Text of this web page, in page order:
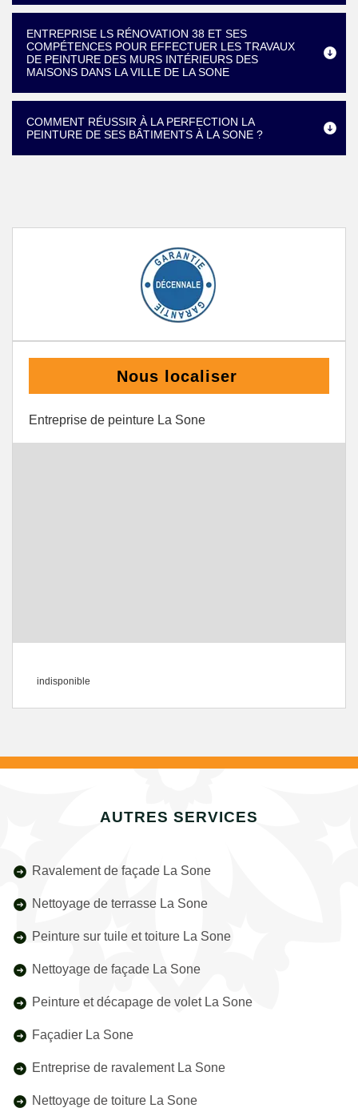
ENTREPRISE LS RÉNOVATION 38 ET SES
COMPÉTENCES POUR EFFECTUER LES TRAVAUX
DE PEINTURE DES MURS INTÉRIEURS DES
MAISONS DANS LA VILLE DE LA SONE
COMMENT RÉUSSIR À LA PERFECTION LA
PEINTURE DE SES BÂTIMENTS À LA SONE ?
Nous localiser
Entreprise de peinture La Sone
indisponible
AUTRES SERVICES
Ravalement de façade La Sone
Nettoyage de terrasse La Sone
Peinture sur tuile et toiture La Sone
Nettoyage de façade La Sone
Peinture et décapage de volet La Sone
Façadier La Sone
Entreprise de ravalement La Sone
Nettoyage de toiture La Sone